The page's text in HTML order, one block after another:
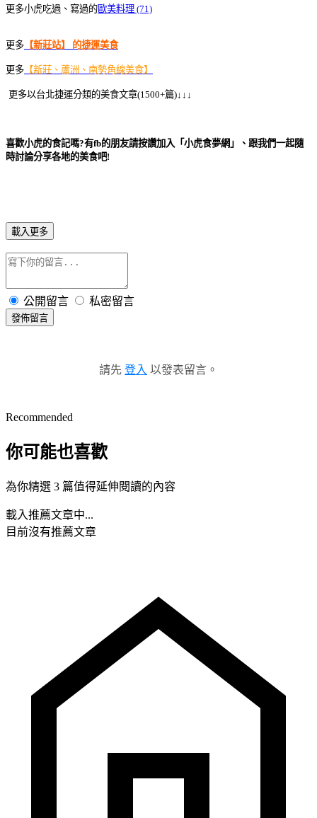
更多小虎吃過、寫過的歐美料理 (71)
更多 【新莊站】 的捷運美食
更多 【新莊、蘆洲、南勢角線美食】
更多以台北捷運分類的美食文章(1500+篇)↓↓↓
喜歡小虎的食記嗎?有fb的朋友請按讚加入「小虎食夢網」、跟我們一起隨
時討論分享各地的美食吧!
載入更多
公開留言 私密留言
發佈留言
請先 登入 以發表留言。
Recommended
你可能也喜歡
為你精選 3 篇值得延伸閱讀的內容
載入推薦文章中...
目前沒有推薦文章